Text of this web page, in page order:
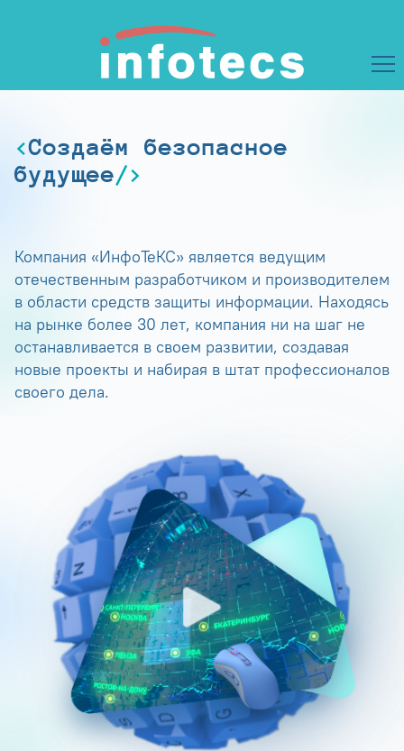
Создаём безопасное
будущее
Компания «ИнфоТеКС» является ведущим
отечественным разработчиком и производителем
в области средств защиты информации. Находясь
на рынке более 30 лет, компания ни на шаг не
останавливается в своем развитии, создавая
новые проекты и набирая в штат профессионалов
своего дела.